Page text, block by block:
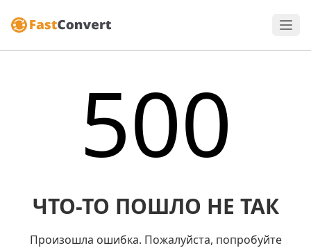
500
ЧТО-ТО ПОШЛО НЕ ТАК
Произошла ошибка. Пожалуйста, попробуйте